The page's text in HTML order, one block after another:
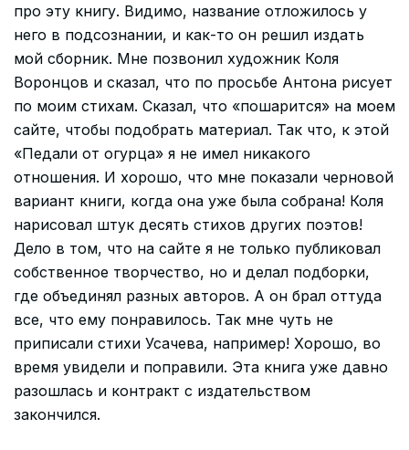
про эту книгу. Видимо, название отложилось у
него в подсознании, и как-то он решил издать
мой сборник. Мне позвонил художник Коля
Воронцов и сказал, что по просьбе Антона рисует
по моим стихам. Сказал, что «пошарится» на моем
сайте, чтобы подобрать материал. Так что, к этой
«Педали от огурца» я не имел никакого
отношения. И хорошо, что мне показали черновой
вариант книги, когда она уже была собрана! Коля
нарисовал штук десять стихов других поэтов!
Дело в том, что на сайте я не только публиковал
собственное творчество, но и делал подборки,
где объединял разных авторов. А он брал оттуда
все, что ему понравилось. Так мне чуть не
приписали стихи Усачева, например! Хорошо, во
время увидели и поправили. Эта книга уже давно
разошлась и контракт с издательством
закончился.